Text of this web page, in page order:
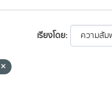
เรียงโดย